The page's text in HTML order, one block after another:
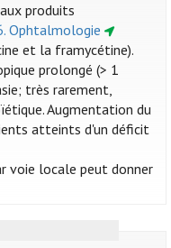
produits
Ophtalmologie
et la framycétine).
prolongé (> 1
très rarement,
Augmentation du
atteints d'un déficit
voie locale peut donner